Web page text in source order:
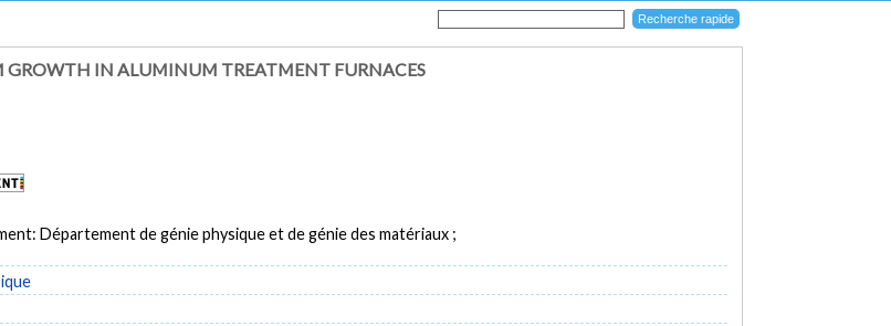
GROWTH IN ALUMINUM TREATMENT FURNACES
Département de génie physique et de génie des matériaux ;